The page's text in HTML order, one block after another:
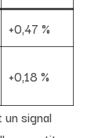
+0,47 %
+0,18 %
signal